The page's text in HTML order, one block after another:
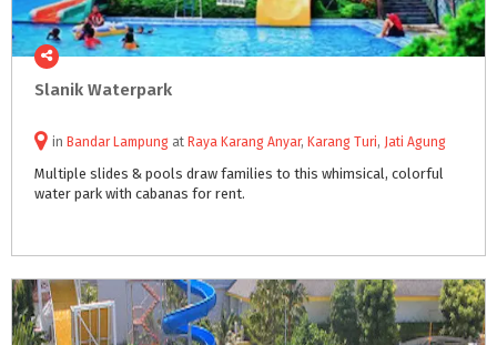
Slanik Waterpark
in Bandar Lampung at Raya Karang Anyar, Karang Turi, Jati Agung
Multiple slides & pools draw families to this whimsical, colorful
water park with cabanas for rent.